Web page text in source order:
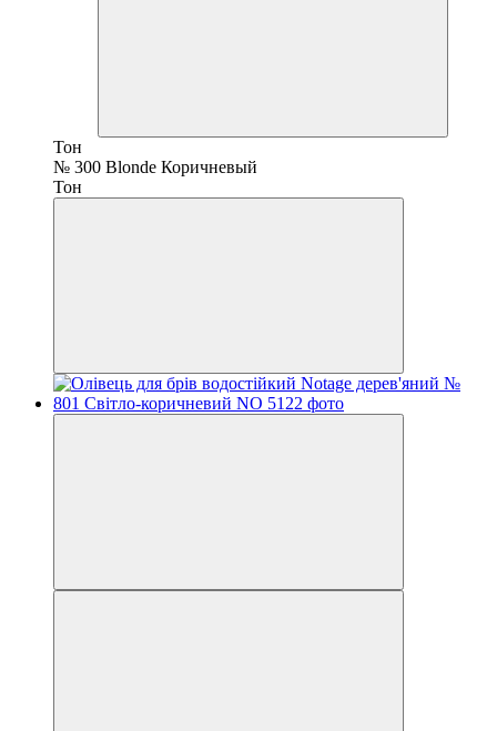
Тон
№ 300 Blonde Коричневый
Тон